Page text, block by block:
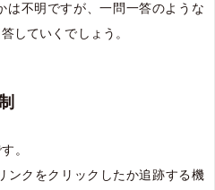
は不明ですが、一問一答のような
していくでしょう。
。
ンクをクリックしたか追跡する機